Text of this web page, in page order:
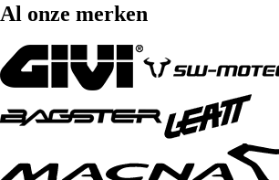
Al onze merken